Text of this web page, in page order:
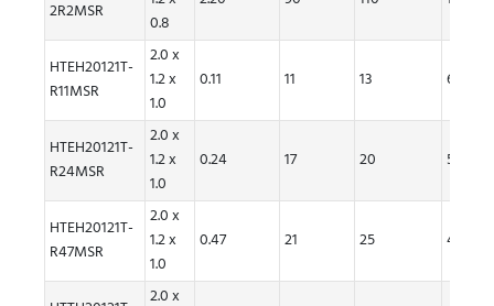
2R2MSR
0.8
HTEH20121T-
R11MSR
2.0 x
1.2 x
1.0
0.11 11 13 6.1
HTEH20121T-
R24MSR
2.0 x
1.2 x
1.0
0.24 17 20 5.3
HTEH20121T-
R47MSR
2.0 x
1.2 x
1.0
0.47 21 25 4.6
2.0 x